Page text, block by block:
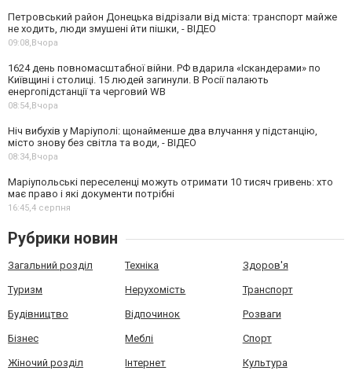
Петровський район Донецька відрізали від міста: транспорт майже
не ходить, люди змушені йти пішки, - ВІДЕО
09:08,Вчора
1624 день повномасштабної війни. РФ вдарила «Іскандерами» по
Київщині і столиці. 15 людей загинули. В Росії палають
енергопідстанції та черговий WB
08:54,Вчора
Ніч вибухів у Маріуполі: щонайменше два влучання у підстанцію,
місто знову без світла та води, - ВІДЕО
08:34,Вчора
Маріупольські переселенці можуть отримати 10 тисяч гривень: хто
має право і які документи потрібні
16:45,4 серпня
Рубрики новин
Загальний розділ Техніка Здоров'я
Туризм Нерухомість Транспорт
Будівництво Відпочинок Розваги
Бізнес Меблі Спорт
Жіночий розділ Інтернет Культура